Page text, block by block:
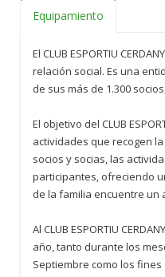
Equipamiento
El CLUB ESPORTIU
relación social. Es una
de sus más de 1.300
El objetivo del CLUB
actividades que recogen
socios y socias, las
participantes, ofreciendo
de la familia encuentre un
Al CLUB ESPORTIU
año, tanto durante los
Septiembre como los